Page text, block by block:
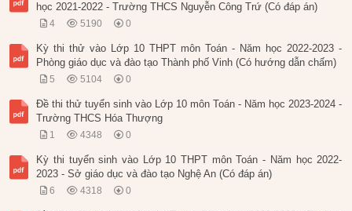
học 2021-2022 - Trường THCS Nguyễn Công Trứ (Có đáp án)
4 5190 0
Kỳ thi thử vào Lớp 10 THPT môn Toán - Năm học 2022-2023 -
Phòng giáo dục và đào tạo Thành phố Vinh (Có hướng dẫn chấm)
5 5104 0
Đề thi thử tuyển sinh vào Lớp 10 môn Toán - Năm học 2023-2024 -
Trường THCS Hóa Thượng
1 4348 0
Kỳ thi tuyển sinh vào Lớp 10 THPT môn Toán - Năm học 2022-
2023 - Sở giáo dục và đào tạo Nghệ An (Có đáp án)
6 4318 0